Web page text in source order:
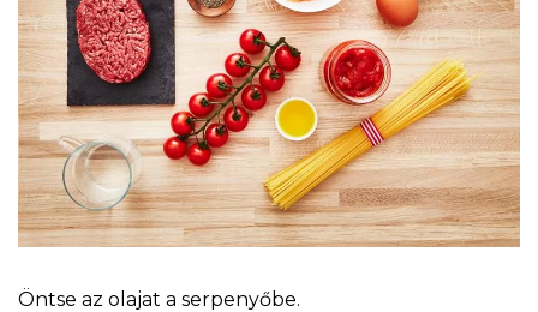
Öntse az olajat a serpenyőbe.